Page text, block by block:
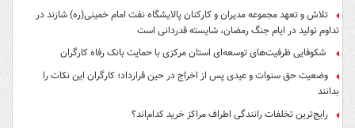
تلاش و تعهد مجموعه مدیران و کارکنان پالایشگاه نفت امام خمینی(ره) شازند در
تداوم تولید در ایام جنگ رمضان، شایسته قدردانی است
شکوفایی ظرفیت‌های توسعه‌ای استان مرکزی با حمایت بانک رفاه کارگران
وضعیت حق سنوات و عیدی پس از اخراج در حین قرارداد؛ کارگران این نکات را
بدانند
رایج‌ترین تخلفات رانندگی اطراف مراکز خرید کدام‌اند؟